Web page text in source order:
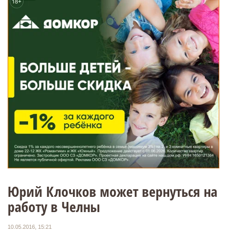
Юрий Клочков может вернуться на
работу в Челны
10.05.2016, 15:21